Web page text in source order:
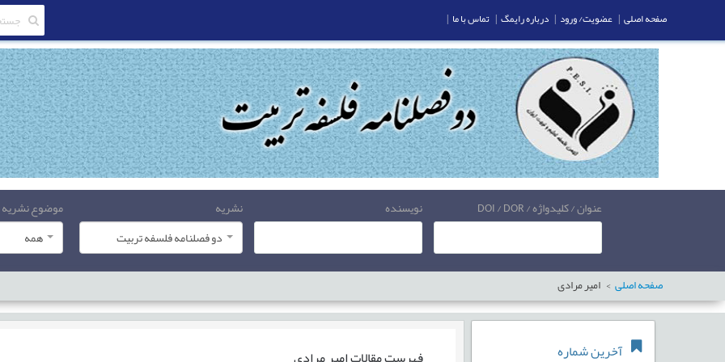
عنوان / کلیدواژه / DOI / DOR نویسنده
نشریه
دو فصلنامه فلسفه تربیت
موضوع نشریه
همه
صفحه اصلی امیر مرادی
آخرین شماره
صفحه اصلی | عضویت/ ورود | درباره رایمگ | تماس با ما |